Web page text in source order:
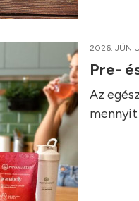
2026.
Pre-
Az
mennyit